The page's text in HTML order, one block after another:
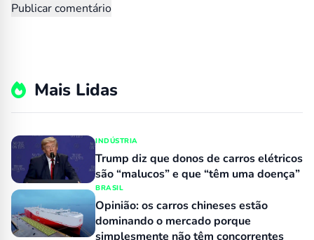
Mais Lidas
INDÚSTRIA
Trump diz que donos de carros elétricos
são “malucos” e que “têm uma doença”
BRASIL
Opinião: os carros chineses estão
dominando o mercado porque
simplesmente não têm concorrentes